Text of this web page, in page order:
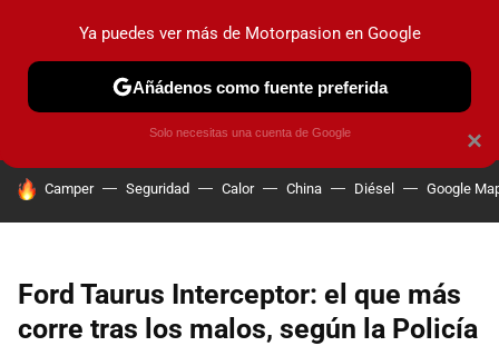
PRUEBAS COCHES ELÉCTRICOS OBSERVATORIO
HOY SE HABLA DE
Camper Seguridad Calor China Diésel Google
Ford Taurus Interceptor: el que más
corre tras los malos, según la Policía
×
Ya puedes ver más de Motorpasion en Google
Añádenos como fuente preferida
Solo necesitas una cuenta de Google